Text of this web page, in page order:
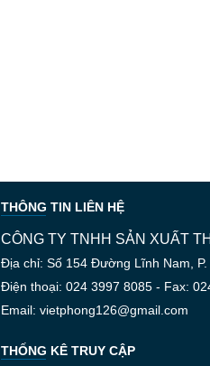
THÔNG TIN LIÊN HỆ
CÔNG TY TNHH SẢN XUẤT
Địa chỉ: Số 154 Đường Lĩnh Nam,
Điện thoại: 024 3997 8085 - Fax:
Email: vietphong126@gmail.com
THỐNG KÊ TRUY CẬP